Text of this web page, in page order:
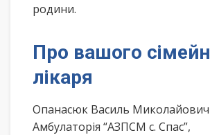
родини.
Про вашого
лікаря
Опанасюк Василь
Амбулаторія “АЗПСМ с. Спас”,